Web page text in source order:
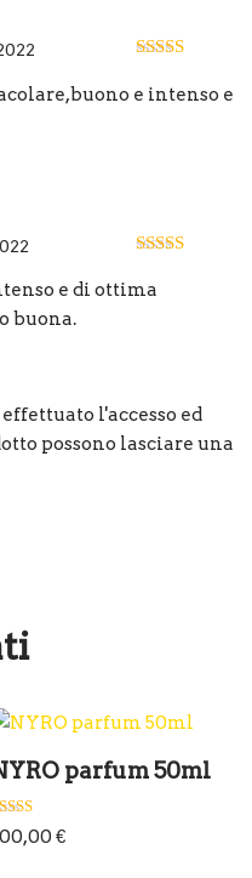
5
e intenso e
5
e di ottima
buona.
l'accesso ed
possono lasciare una
parfum 50ml
€